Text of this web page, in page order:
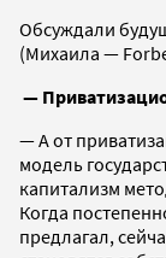
Обсуждали
(Михаила —
—
— А от
модель
капитализм
Когда
предлагал,